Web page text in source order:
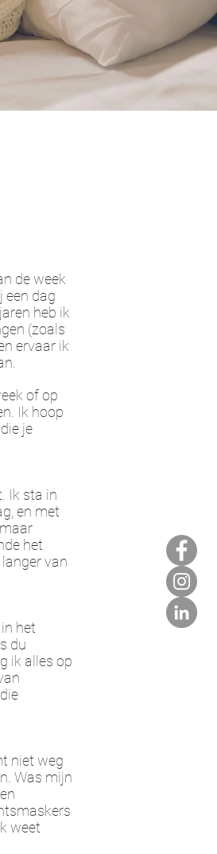
de week
een dag
heb ik
(zoals
ervaar ik
of op
Ik hoop
je
Ik sta in
en met
het
van
het
du
ik alles op
niet weg
Was mijn
weet